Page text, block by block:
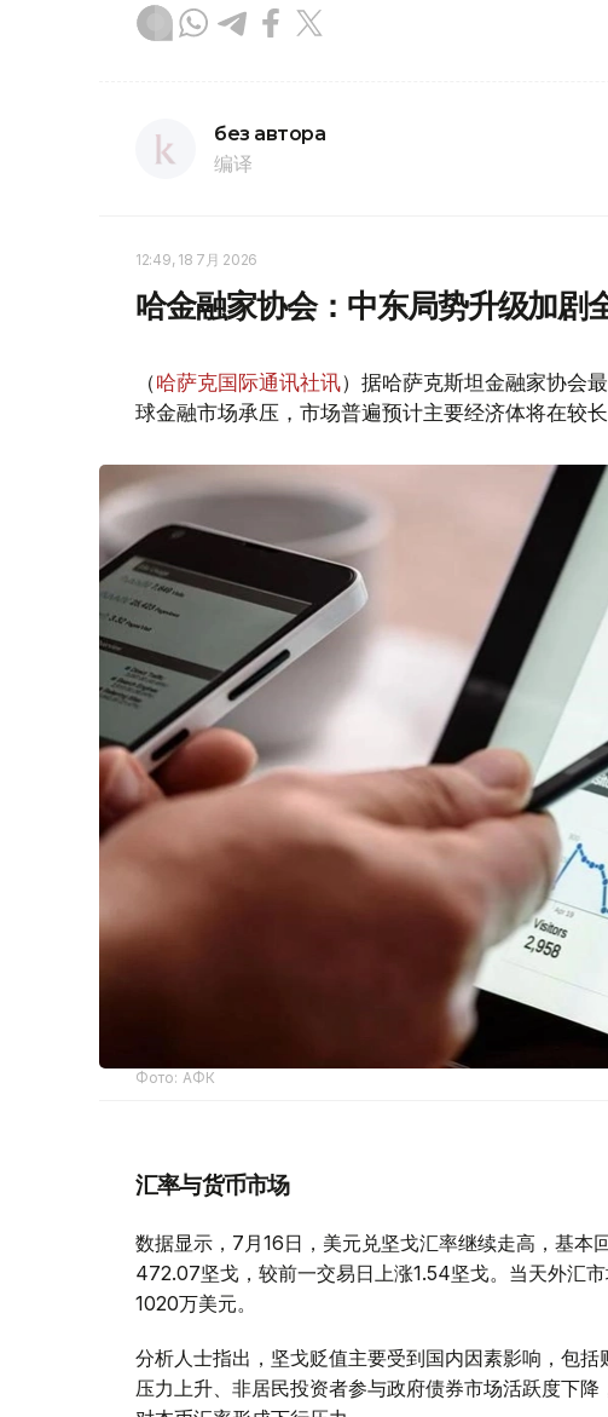
без автора
编译
12:49, 18 7月 2026
哈金融家协会：中东局势升级加剧
（哈萨克国际通讯社讯）据哈萨克斯坦金融家协会
球金融市场承压，市场普遍预计主要经济体将在较
Фото: АФК
汇率与货币市场
数据显示，7月16日，美元兑坚戈汇率继续走高，基本
472.07坚戈，较前一交易日上涨1.54坚戈。当天外汇
1020万美元。
分析人士指出，坚戈贬值主要受到国内因素影响，包
压力上升、非居民投资者参与政府债券市场活跃度下